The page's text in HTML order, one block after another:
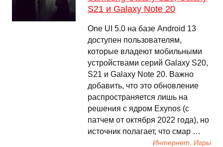
S21 и Galaxy Note 20
One UI 5.0 на базе Android 13
доступен пользователям,
которые владеют мобильными
устройствами серий Galaxy S20,
S21 и Galaxy Note 20. Важно
добавить, что это обновление
распространяется лишь на
решения с ядром Exynos (с
патчем от октября 2022 года), но
источник полагает, что смар …
Интернет, Игры